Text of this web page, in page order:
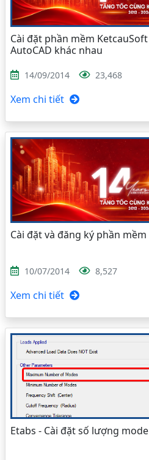
Cài đặt phần mềm
AutoCAD khác nhau
14/09/2014 23,468
Xem chi tiết
Cài đặt và đăng ký phần mềm
10/07/2014 8,527
Xem chi tiết
Etabs - Cài đặt số lượng